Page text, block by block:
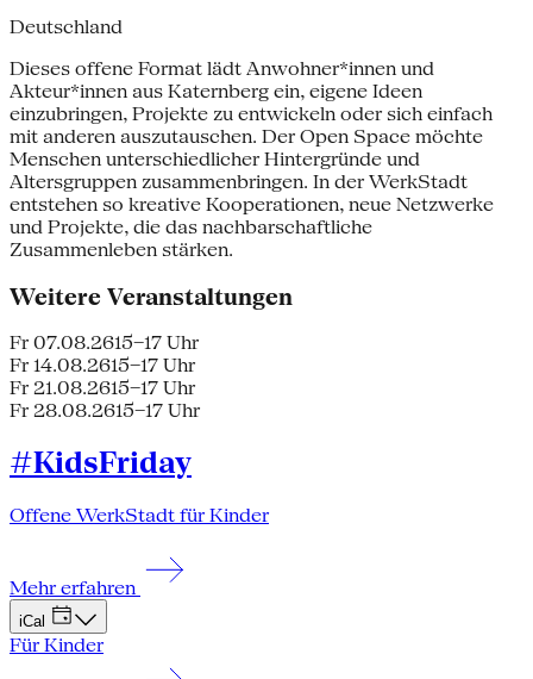
Deutschland
Dieses offene Format lädt Anwohner*innen und
Akteur*innen aus Katernberg ein, eigene Ideen
einzubringen, Projekte zu entwickeln oder sich einfach
mit anderen auszutauschen. Der Open Space möchte
Menschen unterschiedlicher Hintergründe und
Altersgruppen zusammenbringen. In der WerkStadt
entstehen so kreative Kooperationen, neue Netzwerke
und Projekte, die das nachbarschaftliche
Zusammenleben stärken.
Weitere Veranstaltungen
Fr 07.08.2615–17 Uhr
Fr 14.08.2615–17 Uhr
Fr 21.08.2615–17 Uhr
Fr 28.08.2615–17 Uhr
#KidsFriday
Offene WerkStadt für Kinder
Mehr erfahren
iCal
Für Kinder